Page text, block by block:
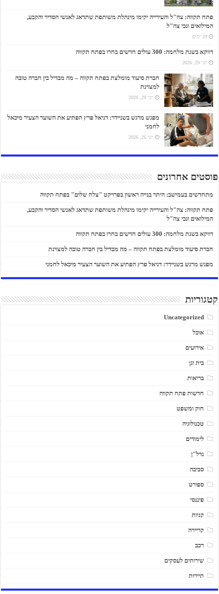
פתח תקווה: צה"ל והעירייה יקימו מינהלת משותפת שתדאג לאנשי הסדיר והקבע,
המילואים ונכי צה"ל
29 ימים
דווקא בשנת מלחמה: 300 עולים חדשים בחרו בפתח תקווה
יוני 29, 2026
חברת סיעוד מומלצת בפתח תקווה – מה מבדיל בין חברה טובה
למצוינת
יוני 29, 2026
מפגש מרגש בשניידר: דניאל פרץ הפתיע את השוער הצעיר מיכאל
לחמני
יוני 26, 2026
פוסטים אחרונים
מתחדשים בעמישב: היתר בנייה ראשון בפרויקט "צלח שלום" בפתח תקווה
פתח תקווה: צה"ל והעירייה יקימו מינהלת משותפת שתדאג לאנשי הסדיר והקבע,
המילואים ונכי צה"ל
דווקא בשנת מלחמה: 300 עולים חדשים בחרו בפתח תקווה
חברת סיעוד מומלצת בפתח תקווה – מה מבדיל בין חברה טובה למצוינת
מפגש מרגש בשניידר: דניאל פרץ הפתיע את השוער הצעיר מיכאל לחמני
קטגוריות
Uncategorized
אוכל
אירועים
בית וגן
בריאות
חדשות פתח תקווה
חוק ומשפט
טכנולוגיה
לימודים
נדל"ן
סביבה
ספורט
פיננסי
קניות
קריירה
רכב
שירותים לעסקים
תיירות